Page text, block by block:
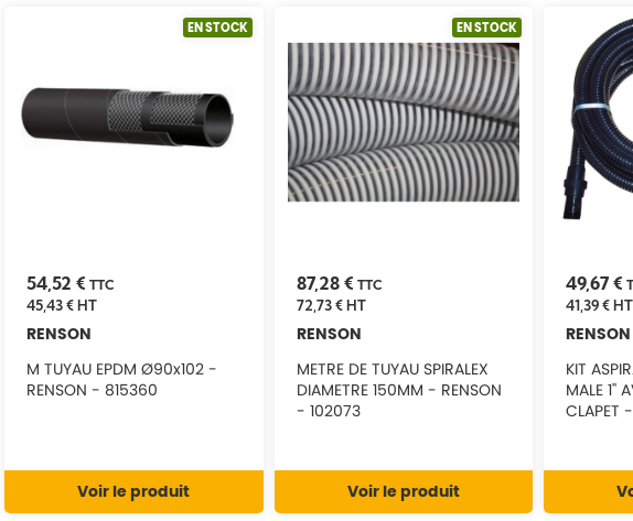
EN STOCK
54,52 € TTC
45,43 €HT
RENSON
M TUYAU EPDM Ø90x102 -
RENSON - 815360
Voir le produit
EN STOCK
87,28 € TTC
72,73 €HT
RENSON
METRE DE TUYAU SPIRALEX
DIAMETRE 150MM - RENSON
- 102073
Voir le produit
49,67 €
41,39 €HT
RENSON
KIT
MALE 1''
CLAPET